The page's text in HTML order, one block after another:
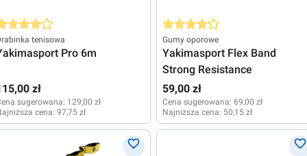
ocena 4 z 5 gwiazdek
tenisowa
Pro 6m
zł
sugerowana: 129,00 zł
cena: 97,75 zł
Średnia ocena 4 z 5 gwiazdek
Gumy oporowe
Yakimasport Flex Band
Strong Resistance
59,00 zł
Cena sugerowana: 69,00 zł
Najniższa cena: 50,15 zł